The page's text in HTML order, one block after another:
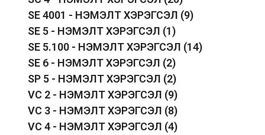
SE 4001 - НЭМЭЛТ ХЭРЭГСЭЛ (9)
SE 5 - НЭМЭЛТ ХЭРЭГСЭЛ (1)
SE 5.100 - НЭМЭЛТ ХЭРЭГСЭЛ (14)
SE 6 - НЭМЭЛТ ХЭРЭГСЭЛ (2)
SP 5 - НЭМЭЛТ ХЭРЭГСЭЛ (2)
VC 2 - НЭМЭЛТ ХЭРЭГСЭЛ (9)
VC 3 - НЭМЭЛТ ХЭРЭГСЭЛ (8)
VC 4 - НЭМЭЛТ ХЭРЭГСЭЛ (4)